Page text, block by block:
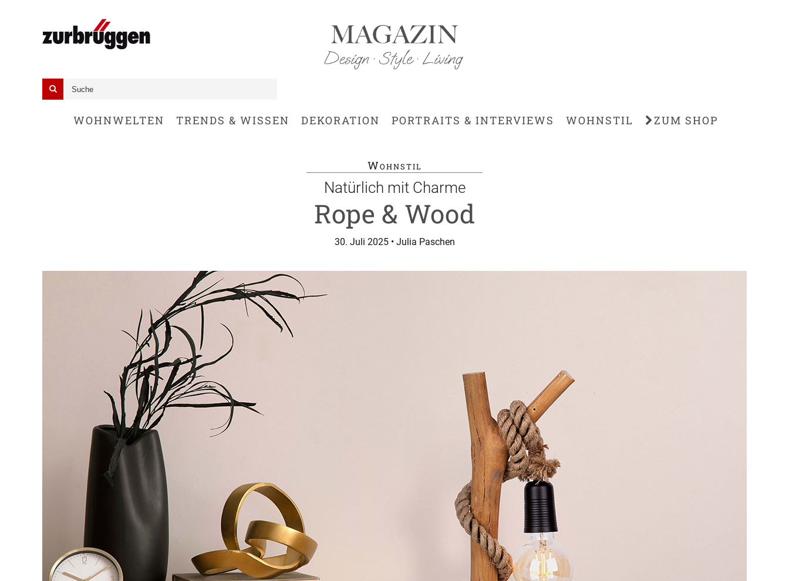
Search
for:
Search
WOHNWELTEN TRENDS & WISSEN DEKORATION PORTRAITS & INTERVIEWS WOHNSTIL ZUM SHOP
Wohnstil
Natürlich mit Charme
Rope & Wood
30. Juli 2025 • Julia Paschen